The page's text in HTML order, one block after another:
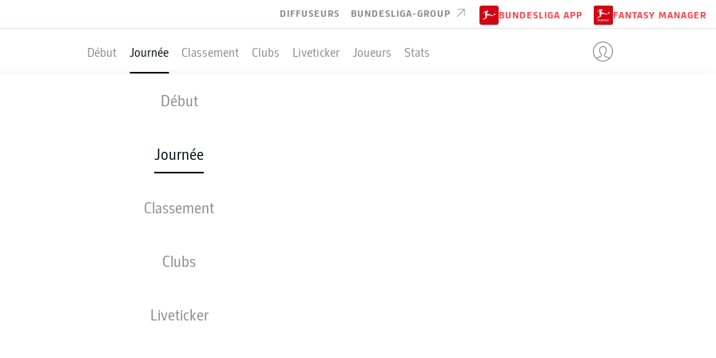
DIFFUSEURS BUNDESLIGA-GROUP BUNDESLIGA APP FANTASY MANAGER
Début Journée Classement Clubs Liveticker Joueurs Stats
Début
Journée
Classement
Clubs
Liveticker
MAINZ - COLOGNE
COMPOSITIONS STATISTIQUES
ven., 18.12.2026 - dim., 20.12.2026